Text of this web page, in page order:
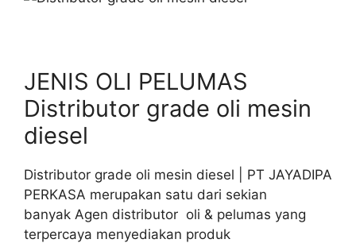
JENIS OLI PELUMAS
Distributor grade oli mesin
diesel
Distributor grade oli mesin diesel | PT JAYADIPA
PERKASA merupakan satu dari sekian
banyak Agen distributor oli & pelumas yang
terpercaya menyediakan produk